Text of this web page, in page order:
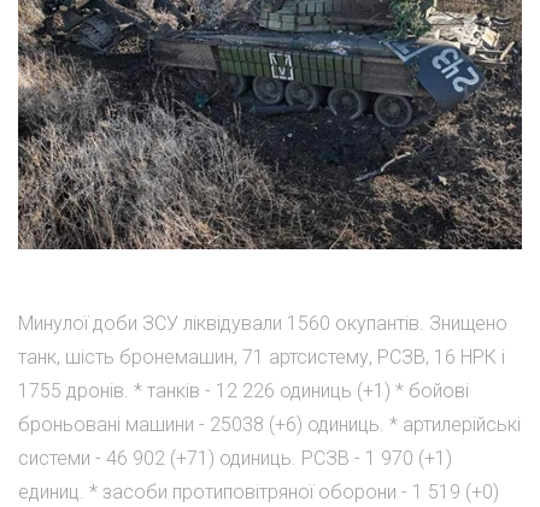
Минулої доби ЗСУ ліквідували 1560 окупантів. Знищено
танк, шість бронемашин, 71 артсистему, РСЗВ, 16 НРК і
1755 дронів. * танків - 12 226 одиниць (+1) * бойові
броньовані машини - 25038 (+6) одиниць. * артилерійські
системи - 46 902 (+71) одиниць. РСЗВ - 1 970 (+1)
единиц. * засоби протиповітряної оборони - 1 519 (+0)